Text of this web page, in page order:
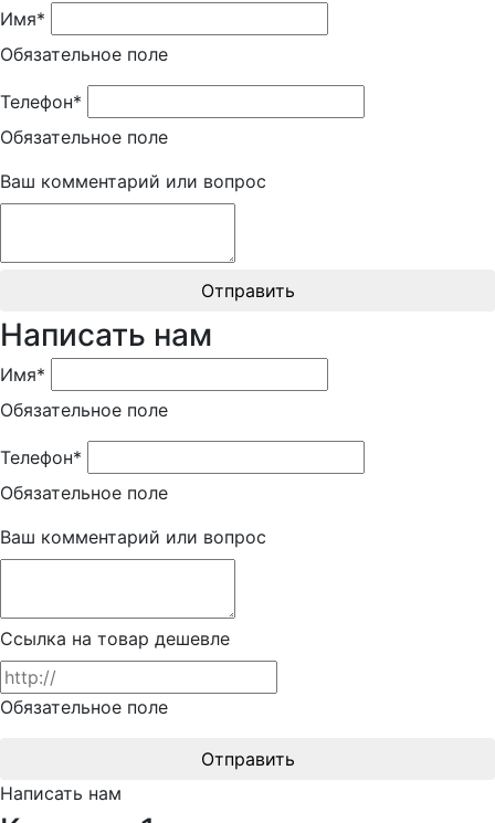
Имя*
Обязательное поле
Телефон*
Обязательное поле
Ваш комментарий или вопрос
Отправить
Написать нам
Имя*
Обязательное поле
Телефон*
Обязательное поле
Ваш комментарий или вопрос
Ссылка на товар дешевле
Обязательное поле
Отправить
Написать нам